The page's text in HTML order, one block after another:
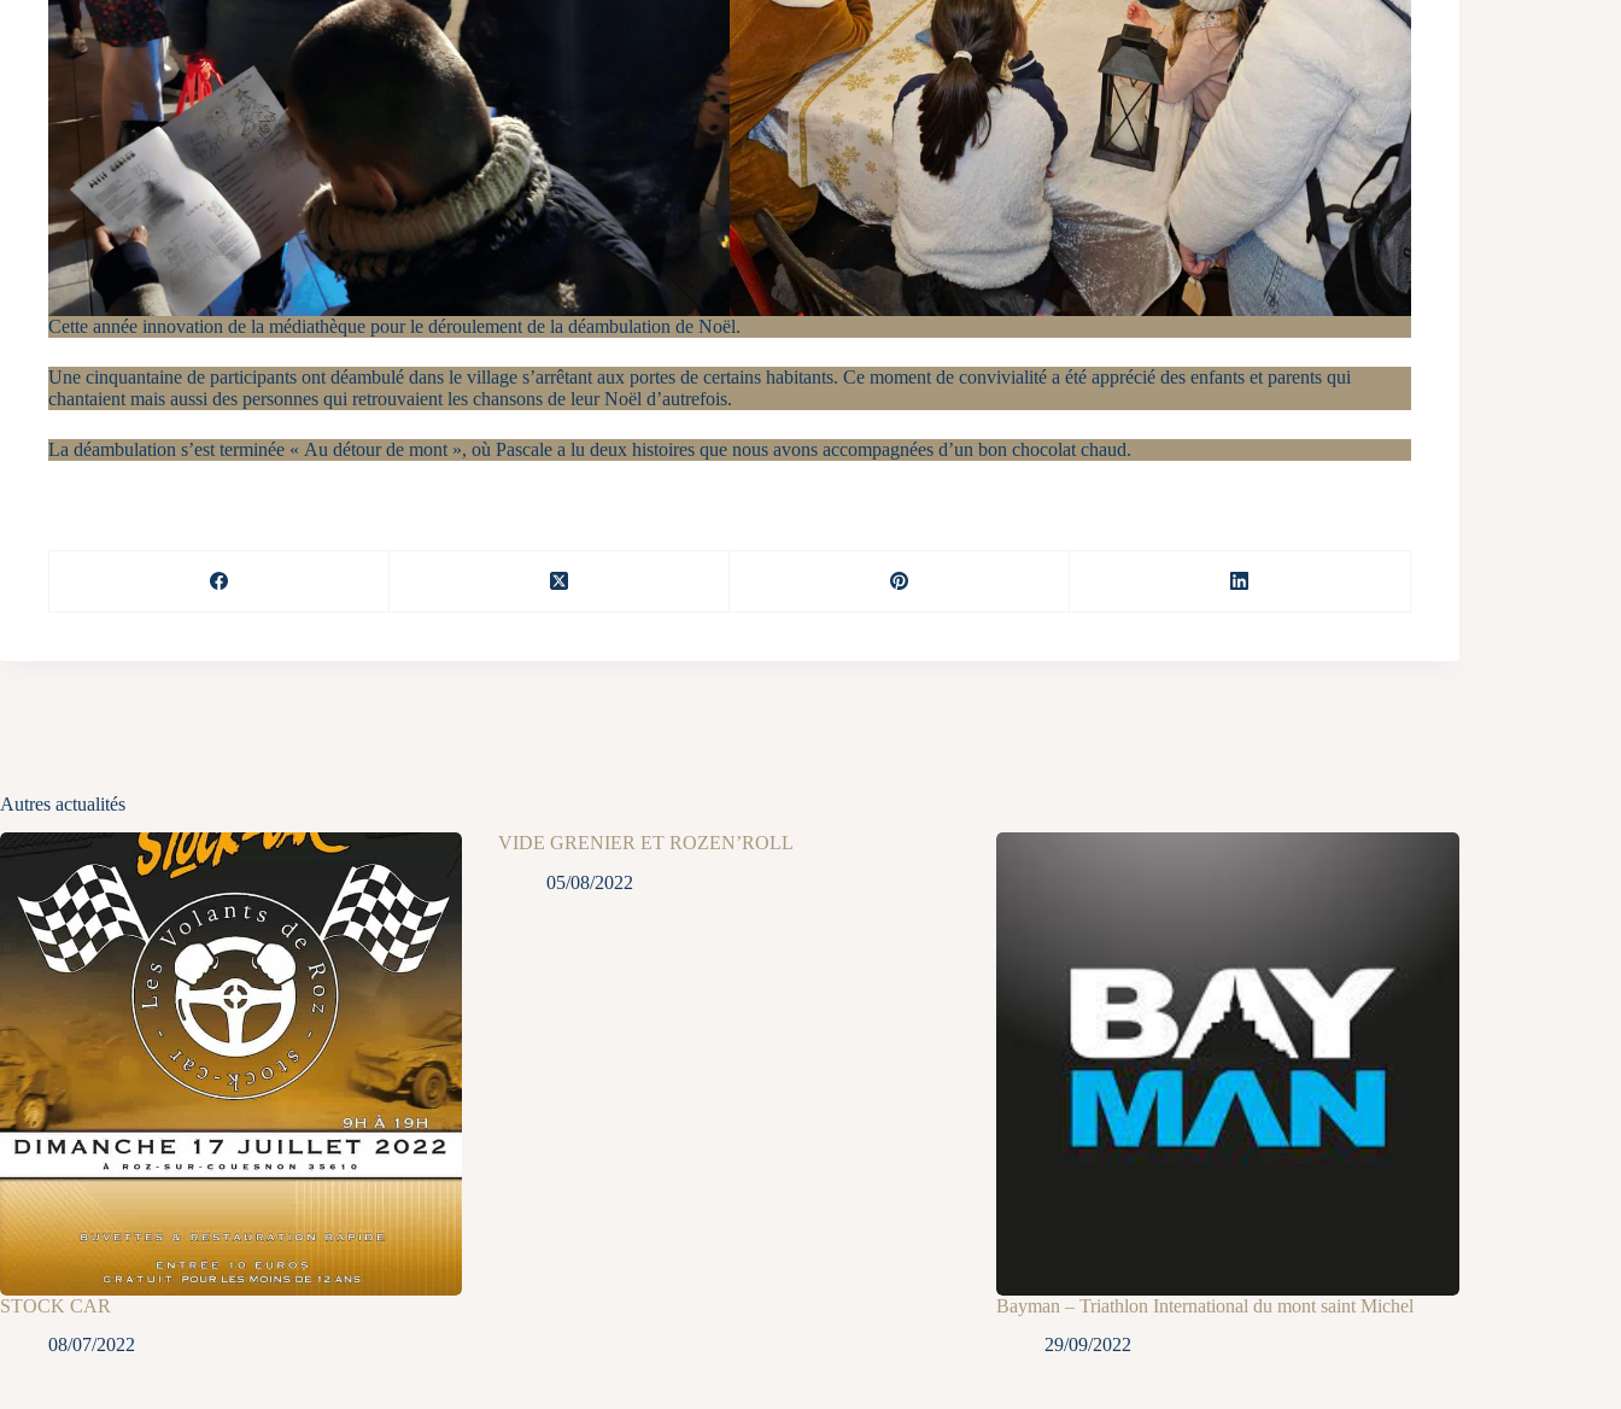
Cette année innovation de la médiathèque pour le déroulement de la déambulation de Noël.
Une cinquantaine de participants ont déambulé dans le village s’arrêtant aux portes de certains habitants. Ce moment de convivialité a été apprécié des enfants et parents qui
chantaient mais aussi des personnes qui retrouvaient les chansons de leur Noël d’autrefois.
La déambulation s’est terminée « Au détour de mont », où Pascale a lu deux histoires que nous avons accompagnées d’un bon chocolat chaud.
Autres actualités
STOCK CAR
08/07/2022
VIDE GRENIER ET ROZEN’ROLL
05/08/2022
Bayman – Triathlon International du mont saint Michel
29/09/2022